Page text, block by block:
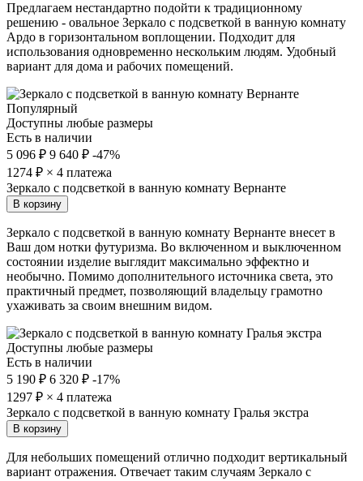
Предлагаем нестандартно подойти к традиционному
решению - овальное Зеркало с подсветкой в ванную комнату
Ардо в горизонтальном воплощении. Подходит для
использования одновременно нескольким людям. Удобный
вариант для дома и рабочих помещений.
Популярный
Доступны любые размеры
Есть в наличии
5 096 ₽ 9 640 ₽ -47%
1274 ₽ × 4 платежа
Зеркало с подсветкой в ванную комнату Вернанте
В корзину
Зеркало с подсветкой в ванную комнату Вернанте внесет в
Ваш дом нотки футуризма. Во включенном и выключенном
состоянии изделие выглядит максимально эффектно и
необычно. Помимо дополнительного источника света, это
практичный предмет, позволяющий владельцу грамотно
ухаживать за своим внешним видом.
Доступны любые размеры
Есть в наличии
5 190 ₽ 6 320 ₽ -17%
1297 ₽ × 4 платежа
Зеркало с подсветкой в ванную комнату Гралья экстра
В корзину
Для небольших помещений отлично подходит вертикальный
вариант отражения. Отвечает таким случаям Зеркало с